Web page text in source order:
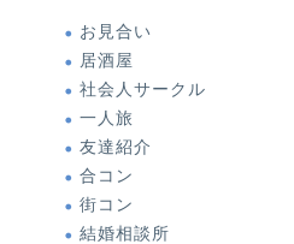
お見合い
居酒屋
社会人サークル
一人旅
友達紹介
合コン
街コン
結婚相談所